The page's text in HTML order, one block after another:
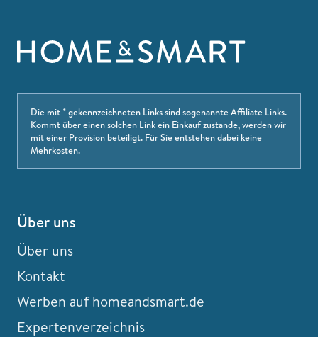
Die mit * gekennzeichneten Links sind sogenannte Affiliate Links.
Kommt über einen solchen Link ein Einkauf zustande, werden wir
mit einer Provision beteiligt. Für Sie entstehen dabei keine
Mehrkosten.
Über uns
Über uns
Kontakt
Werben auf homeandsmart.de
Expertenverzeichnis